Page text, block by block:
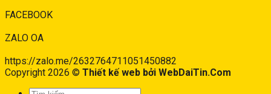
FACEBOOK
ZALO OA
https://zalo.me/2632764711051450882
Copyright 2026 © Thiết kế web bởi WebDaiTin.Com